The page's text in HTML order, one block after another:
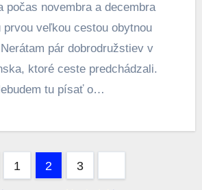
počas novembra a decembra
prvou veľkou cestou obytnou
pár dobrodružstiev v
ktoré ceste predchádzali.
tu písať o…
1 2 3